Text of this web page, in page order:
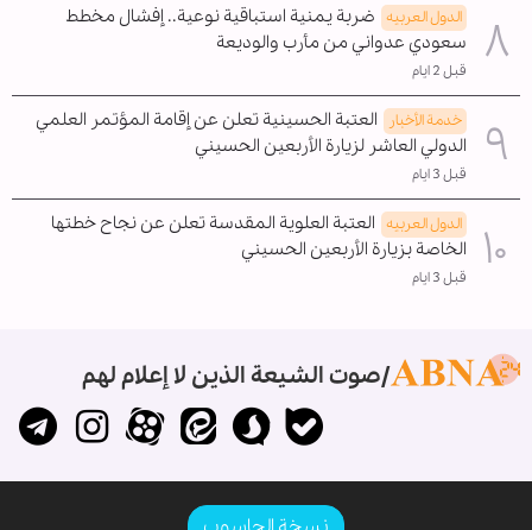
الدول العربیه ضربة يمنية استباقية نوعية.. إفشال مخطط
سعودي عدواني من مأرب والوديعة
قبل 2 ايام
خدمة الأخبار
العتبة الحسينية تعلن عن إقامة المؤتمر العلمي
الدولي العاشر لزيارة الأربعين الحسيني
قبل 3 ايام
الدول العربیه العتبة العلوية المقدسة تعلن عن نجاح خطتها
الخاصة بزيارة الأربعين الحسيني
قبل 3 ايام
صوت الشيعة الذين لا إعلام لهم